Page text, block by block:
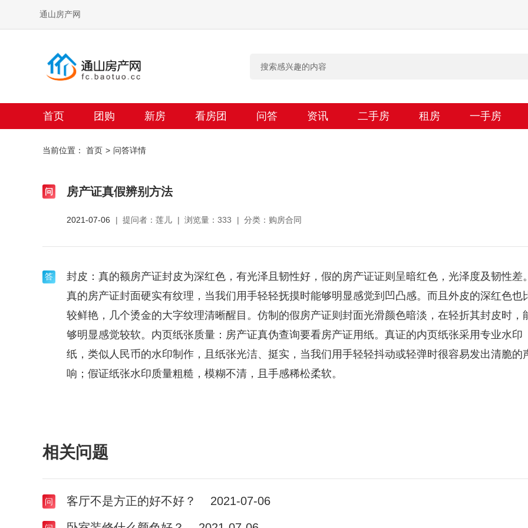
通山房产网
首页 团购 新房 看房团 问答 资讯 二手房 租房 一手房
当前位置： 首页 问答详情
房产证真假辨别方法
2021-07-06 提问者：莲儿 浏览量：333 分类：购房合同
封皮：真的额房产证封皮为深红色，有光泽且韧性好，假的房产证证则呈暗红色，光泽度及韧性差。
真的房产证封面硬实有纹理，当我们用手轻轻抚摸时能够明显感觉到凹凸感。而且外皮的深红色也
较鲜艳，几个烫金的大字纹理清晰醒目。仿制的假房产证则封面光滑颜色暗淡，在轻折其封皮时，
够明显感觉较软。内页纸张质量：房产证真伪查询要看房产证用纸。真证的内页纸张采用专业水印
纸，类似人民币的水印制作，且纸张光洁、挺实，当我们用手轻轻抖动或轻弹时很容易发出清脆的
响；假证纸张水印质量粗糙，模糊不清，且手感稀松柔软。
相关问题
客厅不是方正的好不好？ 2021-07-06